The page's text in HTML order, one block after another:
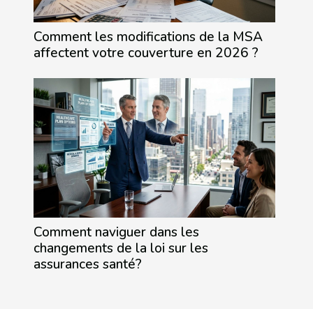
Comment les modifications de la MSA
affectent votre couverture en 2026 ?
Comment naviguer dans les
changements de la loi sur les
assurances santé?